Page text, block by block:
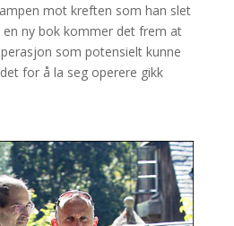
mot kreften som han slet
en ny bok kommer det frem at
som potensielt kunne
for å la seg operere gikk